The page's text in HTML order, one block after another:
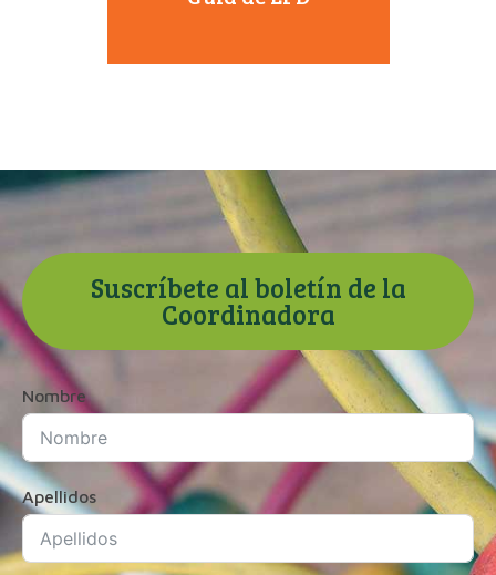
Suscríbete al boletín de la
Coordinadora
Nombre
Apellidos